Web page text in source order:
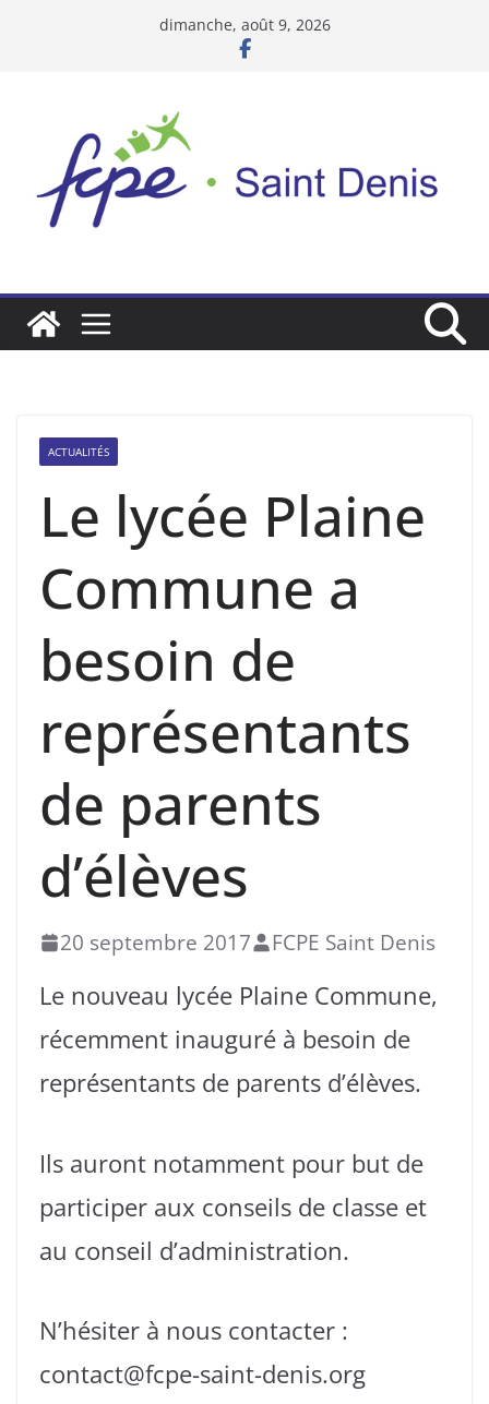
dimanche, août 9, 2026
ACTUALITÉS
Le lycée Plaine
Commune a
besoin de
représentants
de parents
d’élèves
20 septembre 2017 FCPE Saint Denis
Le nouveau lycée Plaine Commune,
récemment inauguré à besoin de
représentants de parents d’élèves.
Ils auront notamment pour but de
participer aux conseils de classe et
au conseil d’administration.
N’hésiter à nous contacter :
contact@fcpe-saint-denis.org